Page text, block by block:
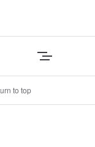
to top